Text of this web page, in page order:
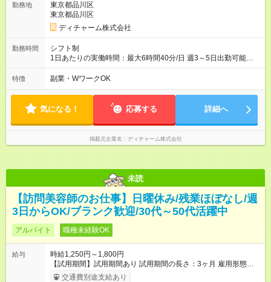
勤務地
東京都品川区
東京都品川区
ディチャーム株式会社
勤務時間
シフト制
1日あたりの実働時間：最大6時間40分/日 週3～5日出勤可能な
方 （シフト例） 9:00～16:40（休憩1時間含む） ご希望に合わせ
て勤務終了時間はご相談可能です ※勤務地により多少の前後
特徴 副業・WワークOK
気になる！ 応募する 詳細へ
掲載元企業名 ディチャーム株式会社
未読
【訪問美容師のお仕事】日曜休み/残業ほぼなし/週
3日からOK/ブランク歓迎/30代～50代活躍中
アルバイト 職種未経験OK
給与
時給1,250円～1,800円
【試用期間】試用期間あり 試用期間の長さ：3ヶ月 雇用形態、
給与は本採用時と同じです。
交通費別途支給あり